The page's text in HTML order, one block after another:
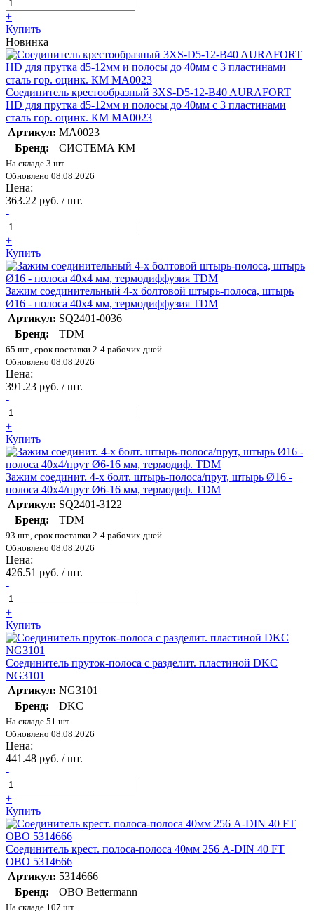
+
Купить
Новинка
Соединитель крестообразный 3XS-D5-12-B40 AURAFORT
HD для прутка d5-12мм и полосы до 40мм с 3 пластинами
сталь гор. оцинк. КМ MA0023
Артикул: MA0023
Бренд:
СИСТЕМА КМ
На складе 3 шт.
Обновлено 08.08.2026
Цена:
363.22 руб. / шт.
-
+
Купить
Зажим соединительный 4-х болтовой штырь-полоса, штырь
Ø16 - полоса 40х4 мм, термодиффузия TDM
Артикул: SQ2401-0036
Бренд:
TDM
65 шт., срок поставки 2-4 рабочих дней
Обновлено 08.08.2026
Цена:
391.23 руб. / шт.
-
+
Купить
Зажим соединит. 4-х болт. штырь-полоса/прут, штырь Ø16 -
полоса 40х4/прут Ø6-16 мм, термодиф. TDM
Артикул: SQ2401-3122
Бренд:
TDM
93 шт., срок поставки 2-4 рабочих дней
Обновлено 08.08.2026
Цена:
426.51 руб. / шт.
-
+
Купить
Соединитель пруток-полоса с разделит. пластиной DKC
NG3101
Артикул: NG3101
Бренд:
DKC
На складе 51 шт.
Обновлено 08.08.2026
Цена:
441.48 руб. / шт.
-
+
Купить
Соединитель крест. полоса-полоса 40мм 256 A-DIN 40 FT
OBO 5314666
Артикул: 5314666
Бренд:
OBO Bettermann
На складе 107 шт.